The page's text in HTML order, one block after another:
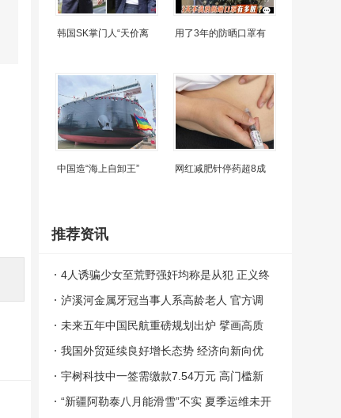
韩国SK掌门人“天价离 用了3年的防晒口罩有
中国造“海上自卸王” 网红减肥针停药超8成
推荐资讯
4人诱骗少女至荒野强奸均称是从犯 正义终
将到来
泸溪河金属牙冠当事人系高龄老人 官方调
查澄清真相
未来五年中国民航重磅规划出炉 擘画高质
量发展蓝图
我国外贸延续良好增长态势 经济向新向优
支撑
宇树科技中一签需缴款7.54万元 高门槛新
股引关注
“新疆阿勒泰八月能滑雪”不实 夏季运维未开